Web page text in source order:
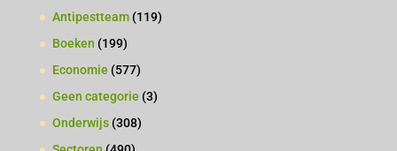
Antipestteam(119)
Boeken (199)
Economie (577)
Geen categorie (3)
Onderwijs(308)